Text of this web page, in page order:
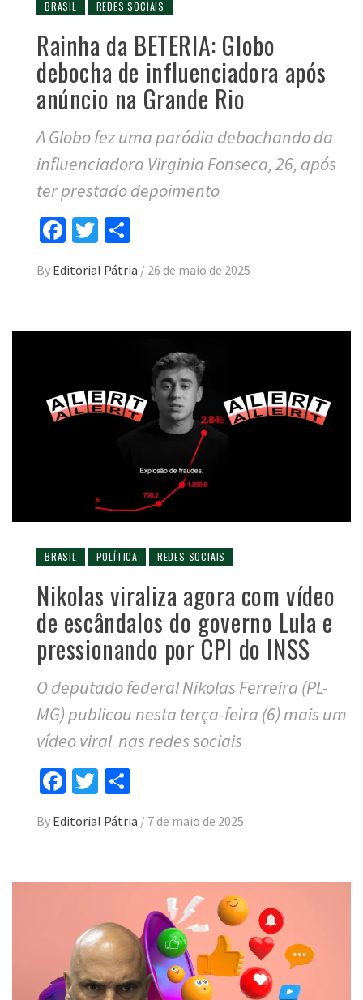
BRASIL REDES SOCIAIS
Rainha da BETERIA: Globo
debocha de influenciadora após
anúncio na Grande Rio
A Globo fez uma paródia debochando da
influenciadora Virginia Fonseca, 26, após
ter prestado depoimento
Facebook
Twitter
By Editorial Pátria / 26 de maio de 2025
BRASIL POLÍTICA REDES SOCIAIS
Nikolas viraliza agora com vídeo
de escândalos do governo Lula e
pressionando por CPI do INSS
O deputado federal Nikolas Ferreira (PL-
MG) publicou nesta terça-feira (6) mais um
vídeo viral nas redes sociais
Facebook
Twitter
By Editorial Pátria / 7 de maio de 2025